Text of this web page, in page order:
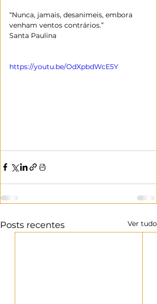
“Nunca, jamais, desanimeis, embora
venham ventos contrários.”
Santa Paulina
https://youtu.be/OdXpbdWcE5Y
Posts recentes Ver tudo